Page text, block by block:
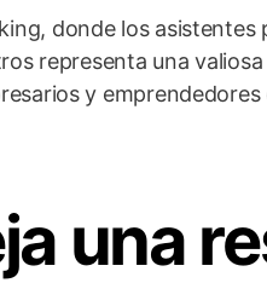
donde los asistentes
representa una
y
una